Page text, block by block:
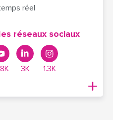
réel
réseaux sociaux
3K 1.3K